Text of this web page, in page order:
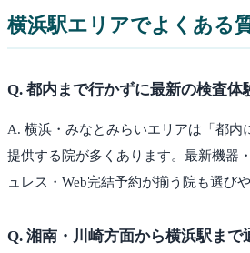
横浜駅エリアでよくある
Q. 都内まで行かずに最新の検査体
A. 横浜・みなとみらいエリアは「都内
提供する院が多くあります。最新機器
ュレス・Web完結予約が揃う院も選び
Q. 湘南・川崎方面から横浜駅まで